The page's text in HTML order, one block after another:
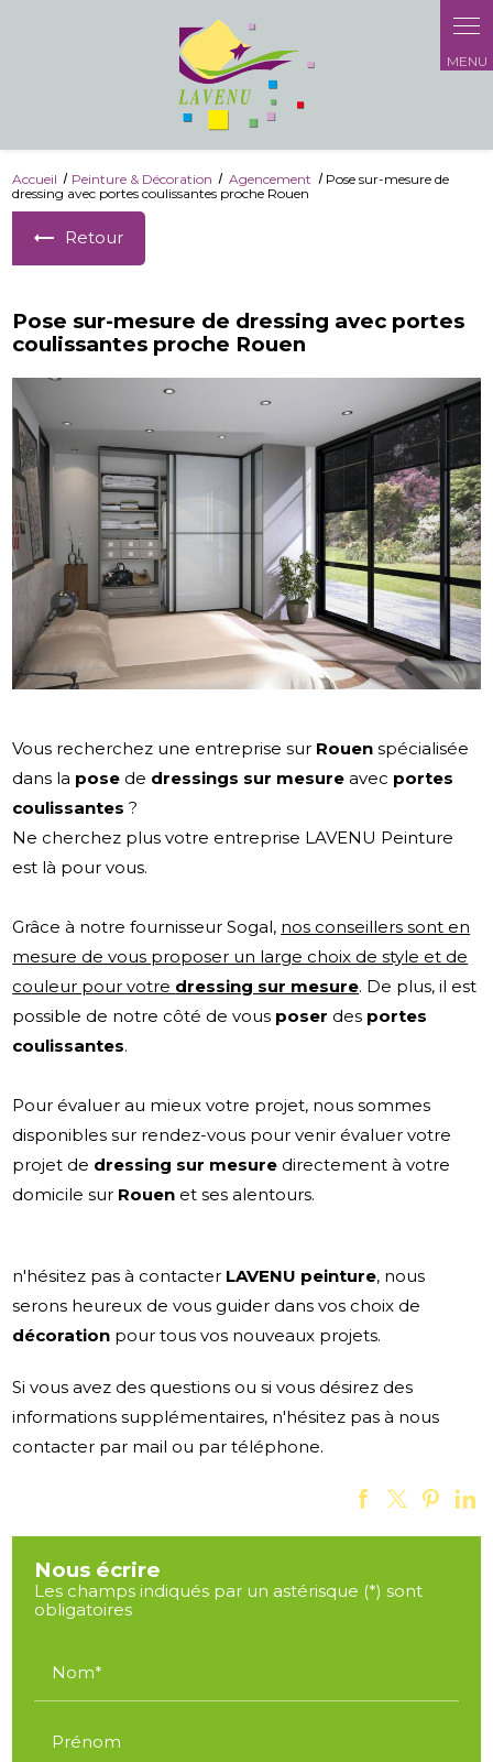
Accueil Peinture & Décoration Agencement
Pose sur-mesure de
dressing avec portes coulissantes proche Rouen
Retour
Pose sur-mesure de dressing avec portes
coulissantes proche Rouen
Vous recherchez une entreprise sur Rouen spécialisée
dans la pose de dressings sur mesure avec portes
coulissantes ?
Ne cherchez plus votre entreprise LAVENU Peinture
est là pour vous.
Grâce à notre fournisseur Sogal, nos conseillers sont en
mesure de vous proposer un large choix de style et de
couleur pour votre dressing sur mesure. De plus, il est
possible de notre côté de vous poser des portes
coulissantes.
Pour évaluer au mieux votre projet, nous sommes
disponibles sur rendez-vous pour venir évaluer votre
projet de dressing sur mesure directement à votre
domicile sur Rouen et ses alentours.
n'hésitez pas à contacter LAVENU peinture, nous
serons heureux de vous guider dans vos choix de
décoration pour tous vos nouveaux projets.
Si vous avez des questions ou si vous désirez des
informations supplémentaires, n'hésitez pas à nous
contacter par mail ou par téléphone.
Nous écrire
Les champs indiqués par un astérisque (*) sont
obligatoires
Nom*
Prénom